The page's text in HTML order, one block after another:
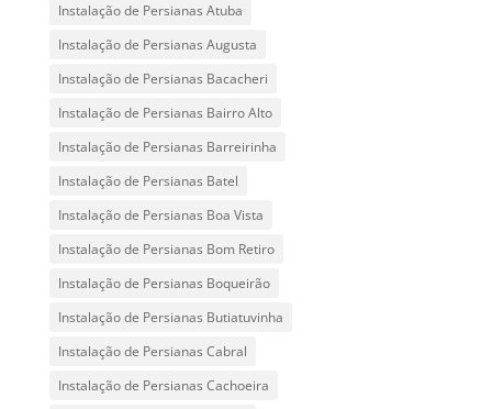
Instalação de Persianas Atuba
Instalação de Persianas Augusta
Instalação de Persianas Bacacheri
Instalação de Persianas Bairro Alto
Instalação de Persianas Barreirinha
Instalação de Persianas Batel
Instalação de Persianas Boa Vista
Instalação de Persianas Bom Retiro
Instalação de Persianas Boqueirão
Instalação de Persianas Butiatuvinha
Instalação de Persianas Cabral
Instalação de Persianas Cachoeira